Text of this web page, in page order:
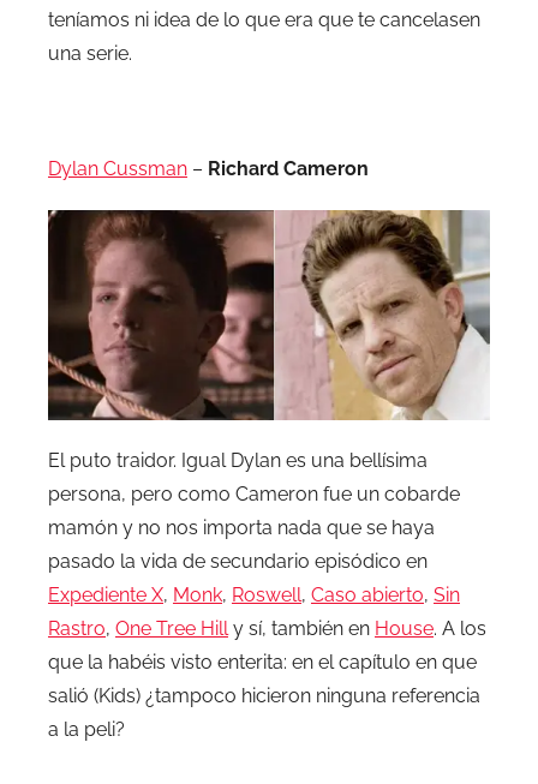
teníamos ni idea de lo que era que te cancelasen
una serie.
Dylan Cussman – Richard Cameron
El puto traidor. Igual Dylan es una bellísima
persona, pero como Cameron fue un cobarde
mamón y no nos importa nada que se haya
pasado la vida de secundario episódico en
Expediente X, Monk, Roswell, Caso abierto, Sin
Rastro, One Tree Hill y sí, también en House. A los
que la habéis visto enterita: en el capítulo en que
salió (Kids) ¿tampoco hicieron ninguna referencia
a la peli?